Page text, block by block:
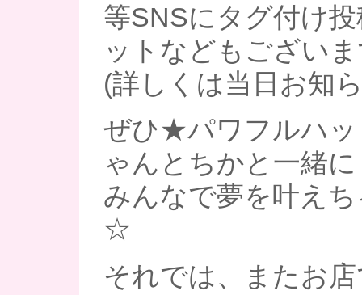
等SNSにタグ付け
ットなどもござい
(詳しくは当日お知
ぜひ★パワフルハッ
ゃんとちかと一緒に
みんなで夢を叶え
☆
それでは、またお